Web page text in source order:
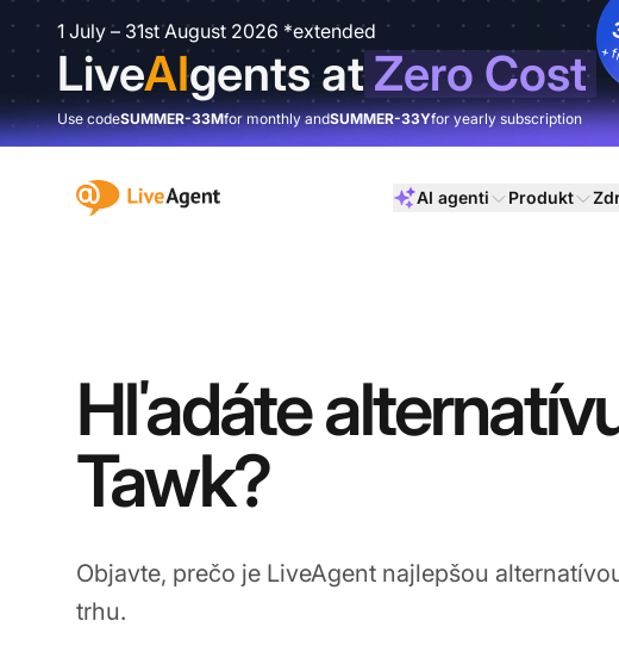
1 July – 31st August 2026 *extended
LiveAIgents atZero Cost +
Use codeSUMMER-33Mfor monthly andSUMMER-33Yfor yearly subscription
:site.title AI agenti Produkt
Hľadáte
Tawk?
Objavte, prečo je LiveAgent najlepšou
trhu.